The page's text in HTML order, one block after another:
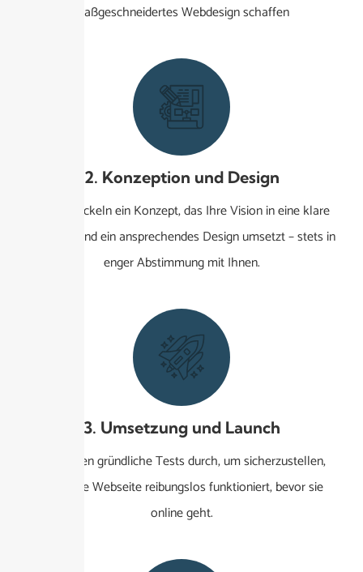
maßgeschneidertes Webdesign schaffen
2. Konzeption und Design
Wir entwickeln ein Konzept, das Ihre Vision in eine klare
Strategie und ein ansprechendes Design umsetzt – stets in
enger Abstimmung mit Ihnen.
3. Umsetzung und Launch
Wir führen gründliche Tests durch, um sicherzustellen,
dass Ihre Webseite reibungslos funktioniert, bevor sie
online geht.